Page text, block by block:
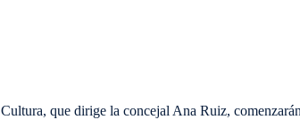
que dirige la concejal Ana Ruiz,